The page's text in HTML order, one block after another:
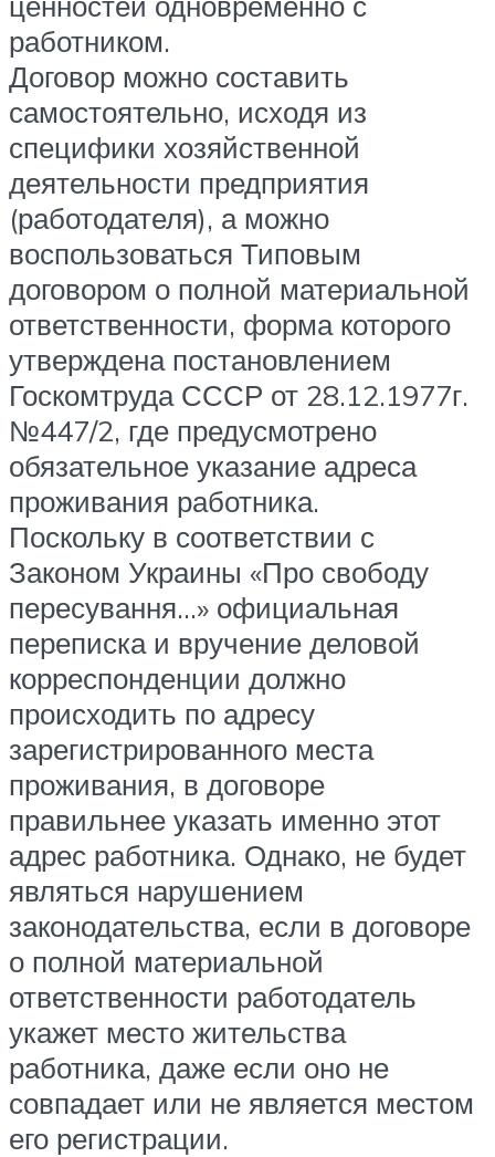
работником.
Договор можно составить
самостоятельно, исходя из
специфики хозяйственной
деятельности предприятия
(работодателя), а можно
воспользоваться Типовым
договором о полной материальной
ответственности, форма которого
утверждена постановлением
Госкомтруда СССР от 28.12.1977г.
№447/2, где предусмотрено
обязательное указание адреса
проживания работника.
Поскольку в соответствии с
Законом Украины «Про свободу
пересування…» официальная
переписка и вручение деловой
корреспонденции должно
происходить по адресу
зарегистрированного места
проживания, в договоре
правильнее указать именно этот
адрес работника. Однако, не будет
являться нарушением
законодательства, если в договоре
о полной материальной
ответственности работодатель
укажет место жительства
работника, даже если оно не
совпадает или не является местом
его регистрации.